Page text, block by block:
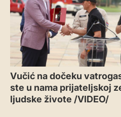
Vučić na dočeku
ste u nama prijateljskoj
ljudske živote /VIDEO/